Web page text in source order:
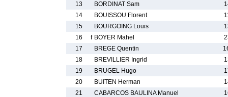
13
BORDINAT Sam
14
BOUISSOU Florent
15
BOURGOING Louis
16
f BOYER Mahel
17
BREGE Quentin
18
BREVILLIER Ingrid
19
BRUGEL Hugo
20
BUITEN Herman
21
CABARCOS BAULINA Manuel